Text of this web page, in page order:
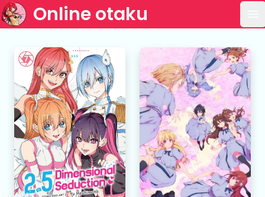
Online otaku